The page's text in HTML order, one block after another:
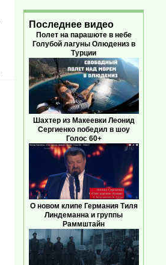
Последнее видео
Полет на парашюте в небе
Голубой лагуны Олюдениз в
Турции
Шахтер из Макеевки Леонид
Сергиенко победил в шоу
Голос 60+
О новом клипе Германия Тиля
Линдеманна и группы
Раммштайн